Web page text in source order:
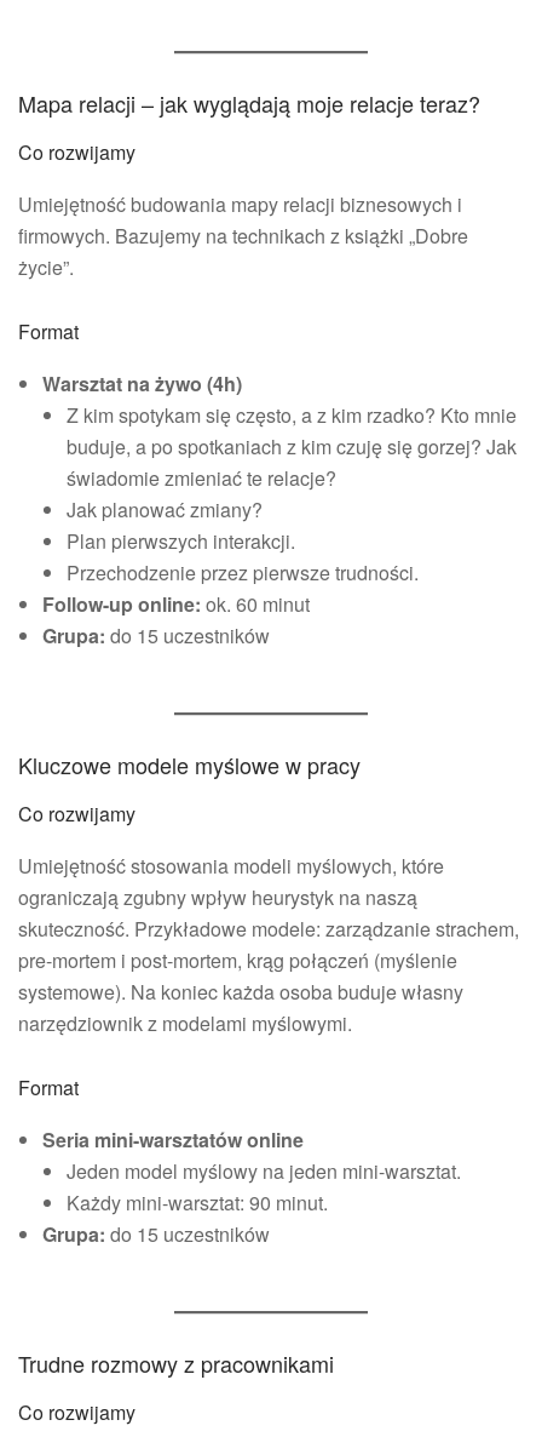
Mapa relacji – jak wyglądają moje relacje teraz?
Co rozwijamy
Umiejętność budowania mapy relacji biznesowych i
firmowych. Bazujemy na technikach z książki „Dobre
życie”.
Format
Warsztat na żywo (4h)
Z kim spotykam się często, a z kim rzadko? Kto mnie
buduje, a po spotkaniach z kim czuję się gorzej? Jak
świadomie zmieniać te relacje?
Jak planować zmiany?
Plan pierwszych interakcji.
Przechodzenie przez pierwsze trudności.
Follow-up online: ok. 60 minut
Grupa: do 15 uczestników
Kluczowe modele myślowe w pracy
Co rozwijamy
Umiejętność stosowania modeli myślowych, które
ograniczają zgubny wpływ heurystyk na naszą
skuteczność. Przykładowe modele: zarządzanie strachem,
pre-mortem i post-mortem, krąg połączeń (myślenie
systemowe). Na koniec każda osoba buduje własny
narzędziownik z modelami myślowymi.
Format
Seria mini-warsztatów online
Jeden model myślowy na jeden mini-warsztat.
Każdy mini-warsztat: 90 minut.
Grupa: do 15 uczestników
Trudne rozmowy z pracownikami
Co rozwijamy